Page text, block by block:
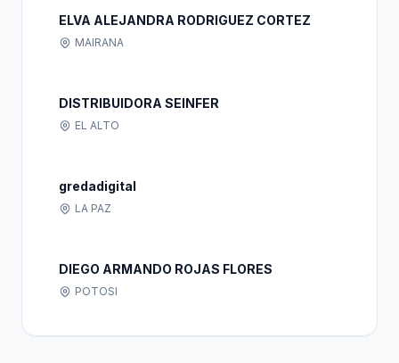
ELVA ALEJANDRA RODRIGUEZ CORTEZ
MAIRANA
DISTRIBUIDORA SEINFER
EL ALTO
gredadigital
LA PAZ
DIEGO ARMANDO ROJAS FLORES
POTOSI